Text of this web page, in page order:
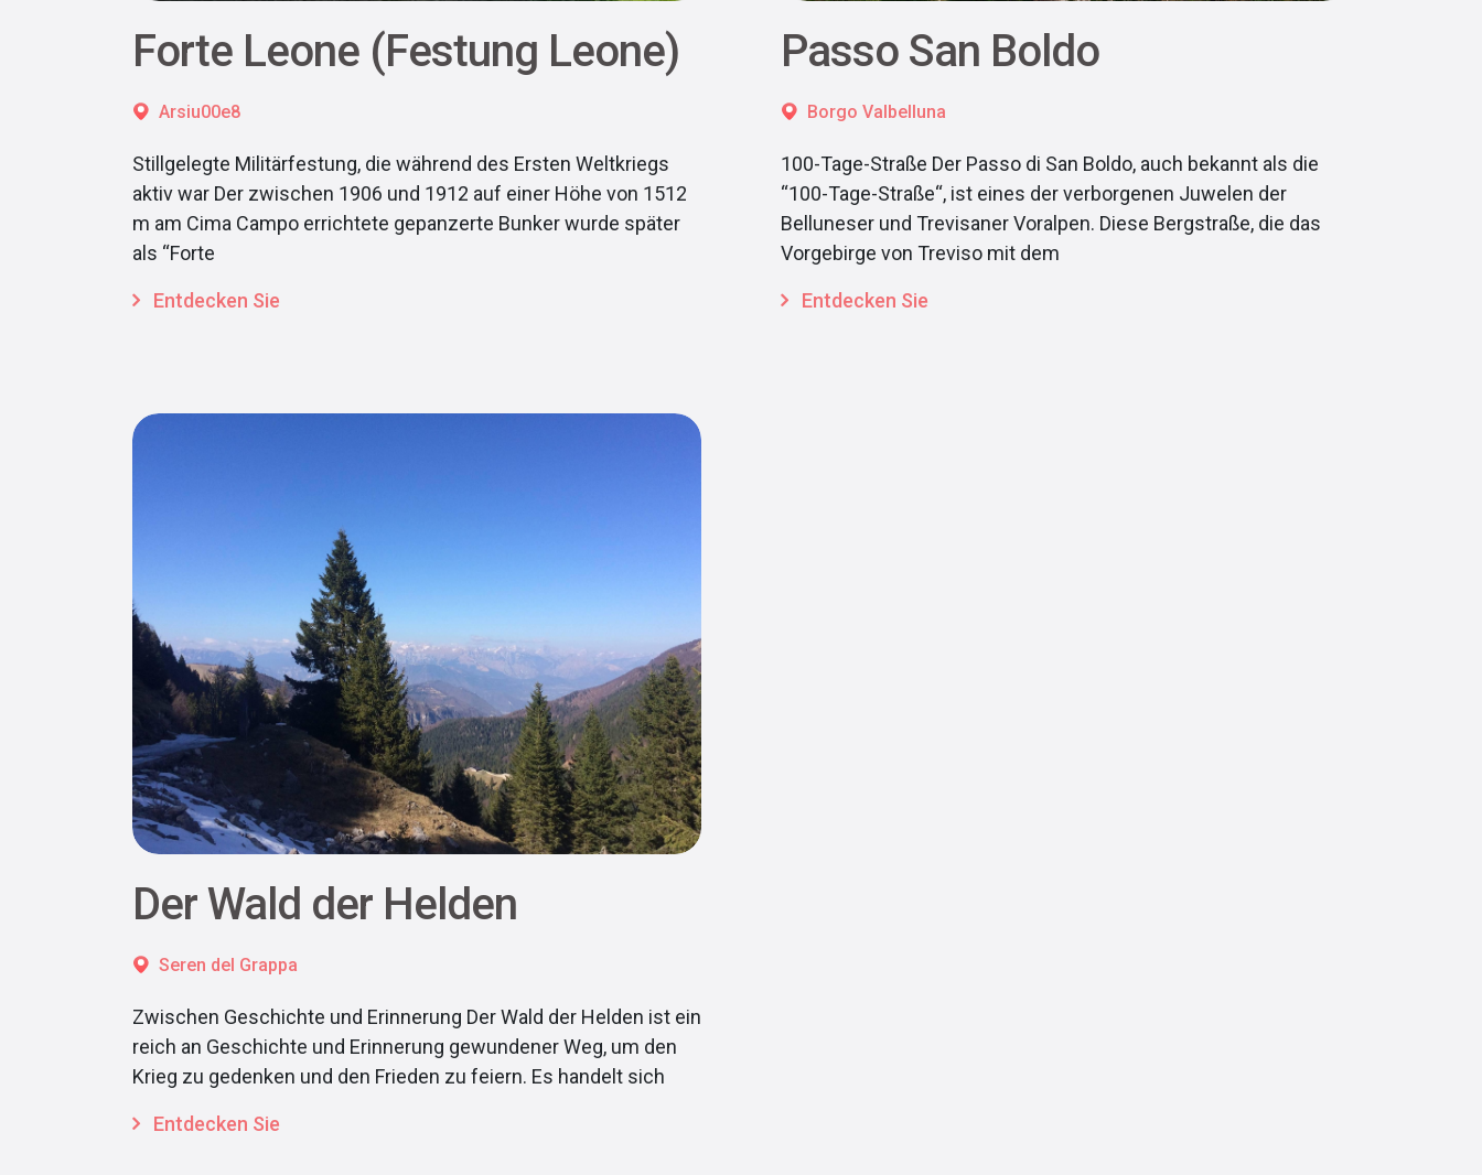
Forte Leone (Festung Leone)
Arsiu00e8
Stillgelegte Militärfestung, die während des Ersten Weltkriegs
aktiv war Der zwischen 1906 und 1912 auf einer Höhe von 1512
m am Cima Campo errichtete gepanzerte Bunker wurde später
als “Forte
Entdecken Sie
Passo San Boldo
Borgo Valbelluna
100-Tage-Straße Der Passo di San Boldo, auch bekannt als die
“100-Tage-Straße“, ist eines der verborgenen Juwelen der
Belluneser und Trevisaner Voralpen. Diese Bergstraße, die das
Vorgebirge von Treviso mit dem
Entdecken Sie
Der Wald der Helden
Seren del Grappa
Zwischen Geschichte und Erinnerung Der Wald der Helden ist ein
reich an Geschichte und Erinnerung gewundener Weg, um den
Krieg zu gedenken und den Frieden zu feiern. Es handelt sich
Entdecken Sie